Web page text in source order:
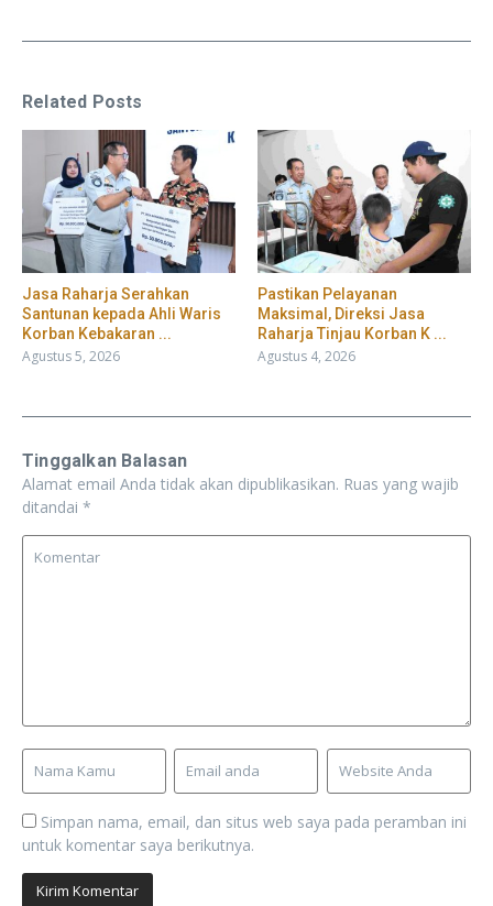
Related Posts
Jasa Raharja Serahkan
Santunan kepada Ahli Waris
Korban Kebakaran ...
Agustus 5, 2026
Pastikan Pelayanan
Maksimal, Direksi Jasa
Raharja Tinjau Korban K ...
Agustus 4, 2026
Tinggalkan Balasan
Alamat email Anda tidak akan dipublikasikan. Ruas yang wajib
ditandai *
Simpan nama, email, dan situs web saya pada peramban ini
untuk komentar saya berikutnya.